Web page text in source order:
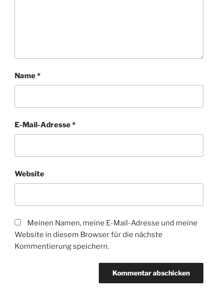
Name*
E-Mail-Adresse*
Website
Meinen Namen, meine E-Mail-Adresse und meine
Website in diesem Browser für die nächste
Kommentierung speichern.